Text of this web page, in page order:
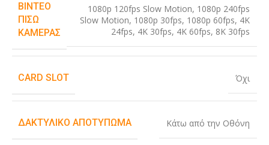
ΒΊΝΤΕΟ
ΠΊΣΩ
ΚΆΜΕΡΑΣ
1080p 120fps Slow Motion, 1080p 240fps
Slow Motion, 1080p 30fps, 1080p 60fps, 4K
24fps, 4K 30fps, 4K 60fps, 8K 30fps
CARD SLOT Όχι
ΔΑΚΤΥΛΙΚΌ ΑΠΟΤΎΠΩΜΑ Κάτω από την Οθόνη